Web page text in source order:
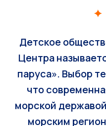
Детское
Центра
паруса». Выбор
что
морской
морским